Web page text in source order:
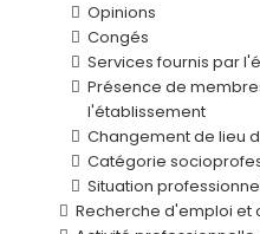
Opinions
Congés
Services fournis par
Présence de
l'établissement
Changement de lieu
Catégorie
Situation
Recherche d'emploi et